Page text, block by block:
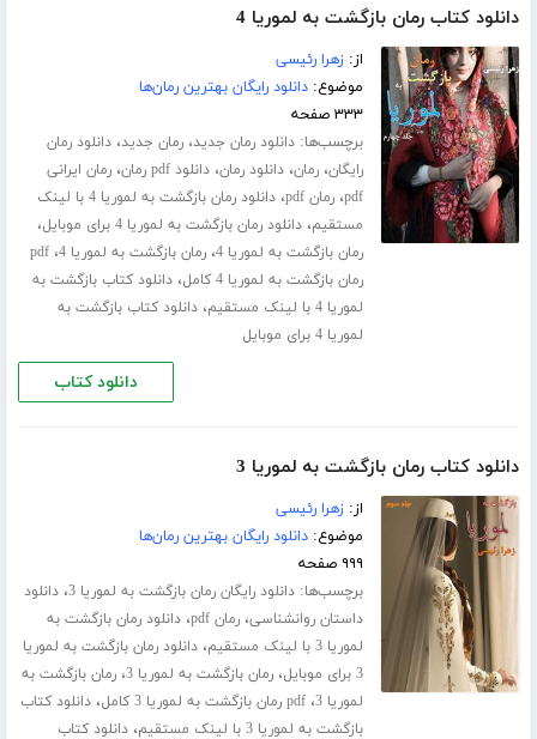
دانلود کتاب رمان بازگشت به لموریا 4
از:زهرا رئیسی
موضوع:دانلود رایگان بهترین رمان‌ها
۳۳۳ صفحه
برچسب‌ها:دانلود رمان جدید،رمان جدید،دانلود رمان
رایگان،رمان،دانلود رمان،دانلود pdf رمان ،رمان ایرانی
pdf،رمان pdf ،
دانلود رمان بازگشت به لموریا 4 با لینک
مستقیم،دانلود رمان بازگشت به لموریا 4 برای موبایل ،
رمان بازگشت به لموریا 4 ،رمان بازگشت به لموریا 4 ،pdf
رمان بازگشت به لموریا 4 کامل
،دانلود کتاب بازگشت به
لموریا 4 با لینک مستقیم
،دانلود کتاب بازگشت به
لموریا 4 برای موبایل
دانلود کتاب
دانلود کتاب رمان بازگشت به لموریا 3
از:زهرا رئیسی
موضوع:دانلود رایگان بهترین رمان‌ها
۹۹۹ صفحه
برچسب‌ها:دانلود رایگان رمان بازگشت به لموریا 3 ،دانلود
داستان روانشناسی،رمان pdf ،دانلود رمان بازگشت به
لموریا 3 با لینک مستقیم
،دانلود رمان بازگشت به لموریا
3 برای موبایل
،رمان بازگشت به لموریا 3 ،رمان بازگشت به
لموریا 3 ،pdf رمان بازگشت به لموریا 3 کامل ،دانلود کتاب
بازگشت به لموریا 3 با لینک مستقیم
،دانلود کتاب